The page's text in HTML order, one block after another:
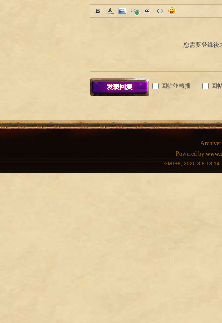
您需要登錄後
回帖並轉播 回
Archiver
Powered by
GMT+8, 2026-8-8 18:14